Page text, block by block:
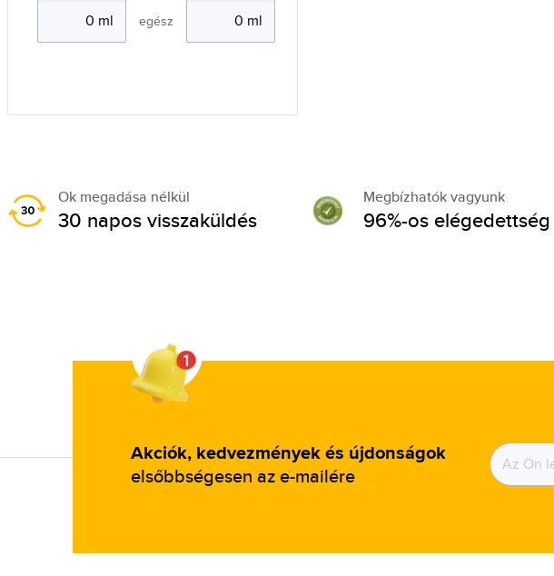
egész
Ok megadása nélkül
30 napos visszaküldés
Megbízhatók vagyunk
96%-os elégedettség
Akciók, kedvezmények és újdonságok
elsőbbségesen az e-mailére